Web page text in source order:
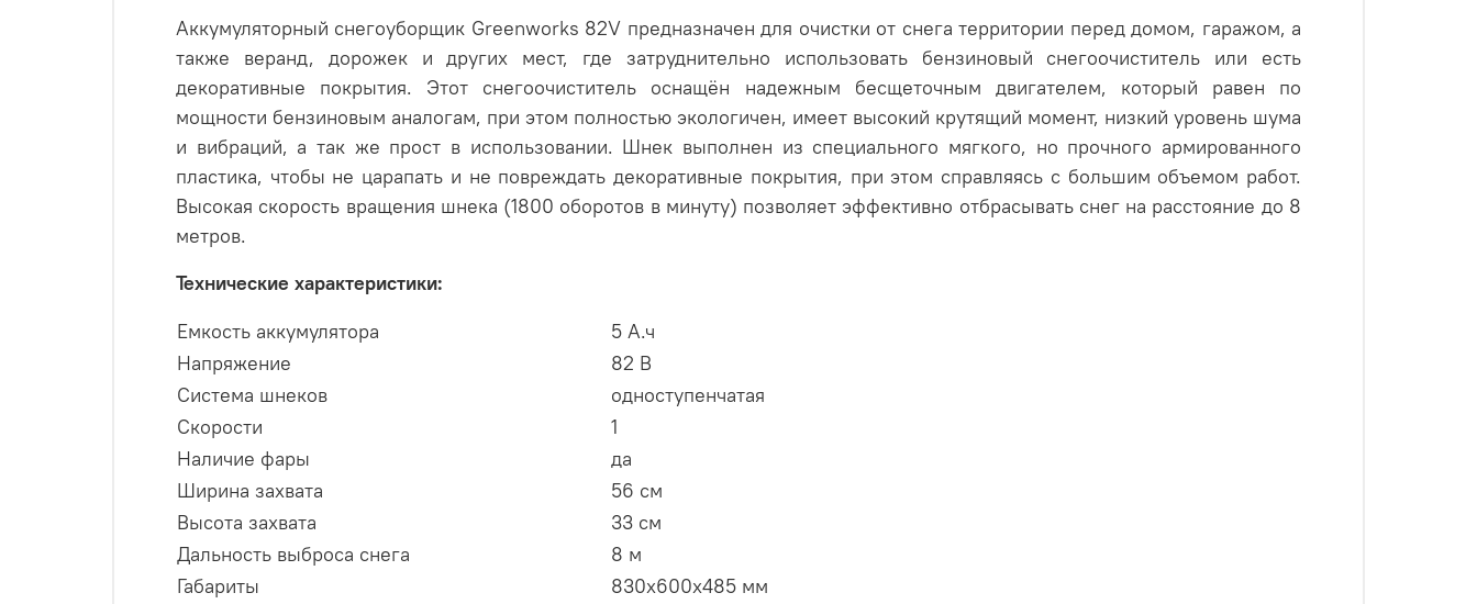
Аккумуляторный снегоуборщик Greenworks 82V предназначен для очистки от снега территории перед домом, гаражом, а
также веранд, дорожек и других мест, где затруднительно использовать бензиновый снегоочиститель или есть
декоративные покрытия. Этот снегоочиститель оснащён надежным бесщеточным двигателем, который равен по
мощности бензиновым аналогам, при этом полностью экологичен, имеет высокий крутящий момент, низкий уровень шума
и вибраций, а так же прост в использовании. Шнек выполнен из специального мягкого, но прочного армированного
пластика, чтобы не царапать и не повреждать декоративные покрытия, при этом справляясь с большим объемом работ.
Высокая скорость вращения шнека (1800 оборотов в минуту) позволяет эффективно отбрасывать снег на расстояние до 8
метров.
Технические характеристики:
Емкость аккумулятора
5 А.ч
Напряжение
82 В
Система шнеков
одноступенчатая
Скорости
1
Наличие фары
да
Ширина захвата
56 см
Высота захвата
33 см
Дальность выброса снега
8 м
Габариты
830х600х485 мм